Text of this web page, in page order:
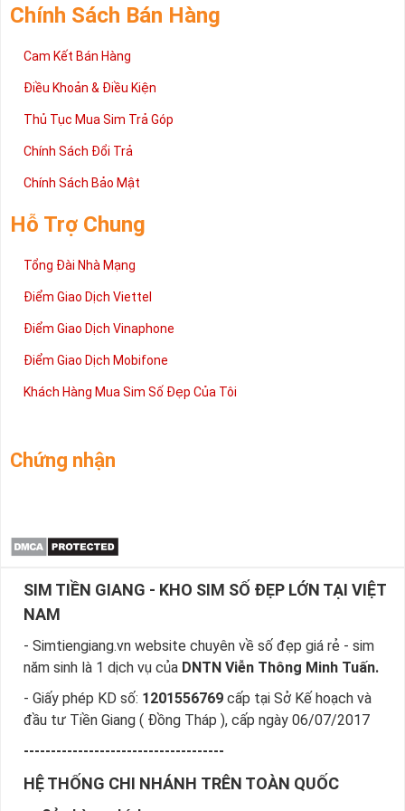
Chính Sách Bán Hàng
Cam Kết Bán Hàng
Điều Khoản & Điều Kiện
Thủ Tục Mua Sim Trả Góp
Chính Sách Đổi Trả
Chính Sách Bảo Mật
Hỗ Trợ Chung
Tổng Đài Nhà Mạng
Điểm Giao Dịch Viettel
Điểm Giao Dịch Vinaphone
Điểm Giao Dịch Mobifone
Khách Hàng Mua Sim Số Đẹp Của Tôi
Chứng nhận
SIM TIỀN GIANG - KHO SIM SỐ ĐẸP LỚN TẠI VIỆT
NAM
- Simtiengiang.vn website chuyên về số đẹp giá rẻ - sim
năm sinh là 1 dịch vụ của DNTN Viễn Thông Minh Tuấn.
- Giấy phép KD số: 1201556769 cấp tại Sở Kế hoạch và
đầu tư Tiền Giang ( Đồng Tháp ), cấp ngày 06/07/2017
-------------------------------------
HỆ THỐNG CHI NHÁNH TRÊN TOÀN QUỐC